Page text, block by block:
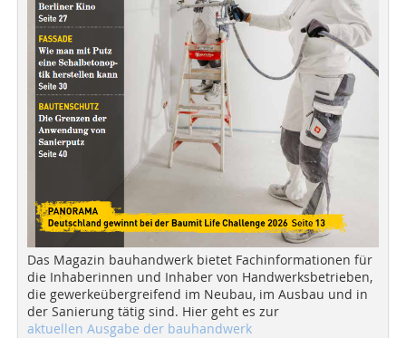
Das Magazin bauhandwerk bietet Fachinformationen für
die Inhaberinnen und Inhaber von Handwerksbetrieben,
die gewerkeübergreifend im Neubau, im Ausbau und in
der Sanierung tätig sind. Hier geht es zur
aktuellen Ausgabe der bauhandwerk